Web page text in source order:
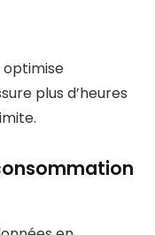
plus d’heures